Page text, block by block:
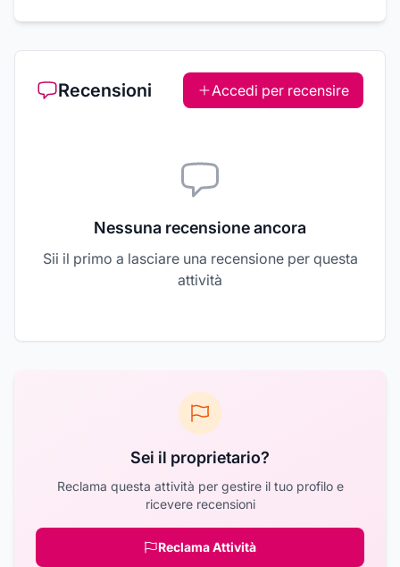
Recensioni Accedi per recensire
Nessuna recensione ancora
Sii il primo a lasciare una recensione per questa
attività
Sei il proprietario?
Reclama questa attività per gestire il tuo profilo e
ricevere recensioni
Reclama Attività